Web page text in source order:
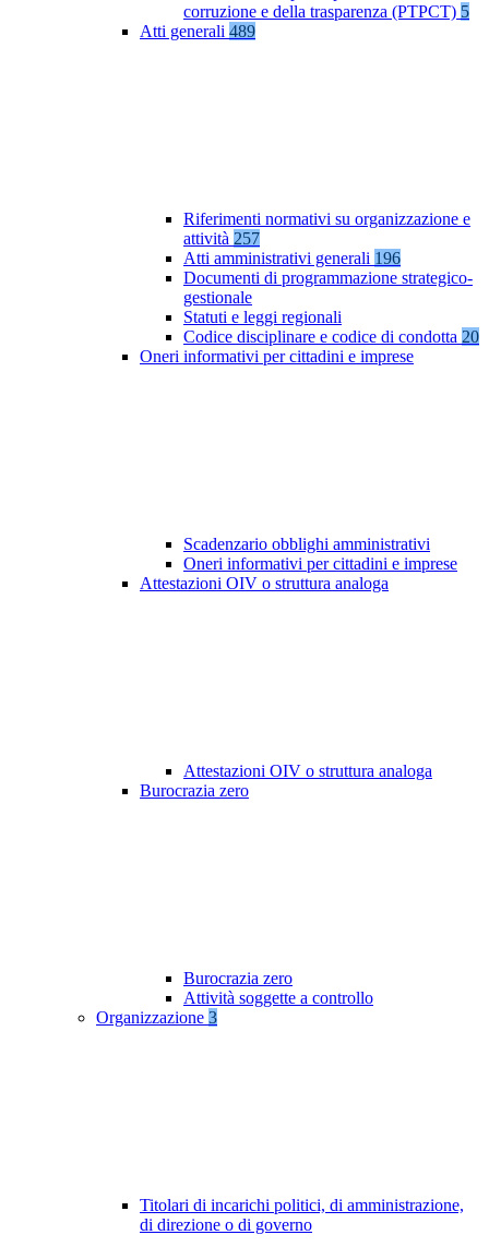
corruzione e della trasparenza (PTPCT) 5
Atti generali 489
Riferimenti normativi su organizzazione e
attività 257
Atti amministrativi generali 196
Documenti di programmazione strategico-
gestionale
Statuti e leggi regionali
Codice disciplinare e codice di condotta 20
Oneri informativi per cittadini e imprese
Scadenzario obblighi amministrativi
Oneri informativi per cittadini e imprese
Attestazioni OIV o struttura analoga
Attestazioni OIV o struttura analoga
Burocrazia zero
Burocrazia zero
Attività soggette a controllo
Organizzazione 3
Titolari di incarichi politici, di amministrazione,
di direzione o di governo